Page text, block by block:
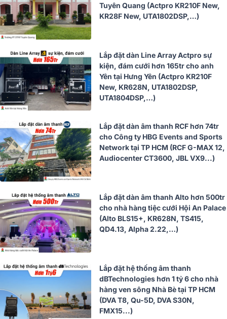
Tuyên Quang (Actpro KR210F New,
KR28F New, UTA1802DSP,…)
Lắp đặt dàn Line Array Actpro sự
kiện, đám cưới hơn 165tr cho anh
Yên tại Hưng Yên (Actpro KR210F
New, KR628N, UTA1802DSP,
UTA1804DSP,…)
Lắp đặt dàn âm thanh RCF hơn 74tr
cho Công ty HBG Events and Sports
Network tại TP HCM (RCF G-MAX 12,
Audiocenter CT3600, JBL VX9...)
Lắp đặt dàn âm thanh Alto hơn 500tr
cho nhà hàng tiệc cưới Hội An Palace
(Alto BLS15+, KR628N, TS415,
QD4.13, Alpha 2.22,…)
Lắp đặt hệ thống âm thanh
dBTechnologies hơn 1 tỷ 6 cho nhà
hàng ven sông Nhà Bè tại TP HCM
(DVA T8, Qu-5D, DVA S30N,
FMX15...)